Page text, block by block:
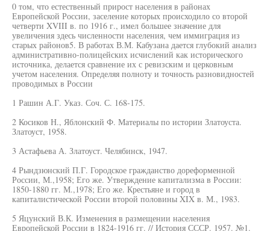
0 том, что естественный прирост населения в районах
Европейской России, заселение которых происходило со второй
четверти XVIII в. по 1916 г., имел большее значение для
увеличения здесь численности населения, чем иммиграция из
старых районов5. В работах В.М. Кабузана дается глубокий анализ
административно-полицейских исчислений как исторического
источника, делается сравнение их с ревизским и церковным
учетом населения. Определяя полноту и точность разновидностей
проводимых в России
1 Рашин А.Г. Указ. Соч. С. 168-175.
2 Косиков Н., Яблонский Ф. Материалы по истории Златоуста.
Златоуст, 1958.
3 Астафьева А. Златоуст. Челябинск, 1947.
4 Рындзюнский П.Г. Городское гражданство дореформенной
России, М.,1958; Его же. Утверждение капитализма в России:
1850-1880 гг. М.,1978; Его же. Крестьяне и город в
капиталистической России второй половины XIX в. М., 1983.
5 Яцунский В.К. Изменения в размещении населения
Европейской России в 1824-1916 гг. // История СССР. 1957. №1.